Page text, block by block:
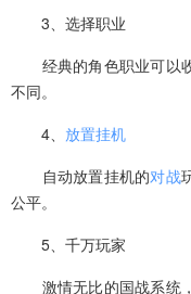
3、选择职业
经典的角色职业可以收
不同。
4、 放置挂机
自动放置挂机的对战
公平。
5、千万玩家
激情无比的国战系统，